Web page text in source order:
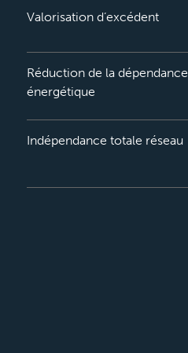
Valorisation d’excédent
Réduction de la dépendance
énergétique
Indépendance totale réseau